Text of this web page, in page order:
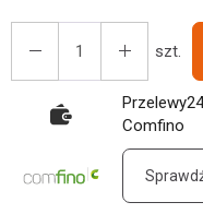
szt.
Comfino